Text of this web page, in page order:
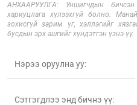
АНХААРУУЛГА: Уншигчдын бичсэн
хариуцлага хүлээхгүй болно.
зохисгүй зарим үг, хэллэгийг
бусдын эрх ашгийг хүндэтгэн үзнэ үү.